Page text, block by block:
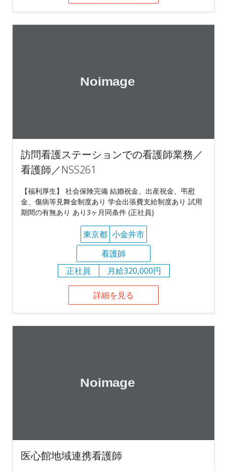
訪問看護ステーションでの看護師業務／
看護師／NSS261
【福利厚生】 社会保険完備 結婚祝金、出産祝金、弔慰
金、傷病等見舞金制度あり 学会出張費支給制度あり 試用
期間の有無あり あり3ヶ月同条件 (正社員)
東京都 小金井市
看護師
正社員
月給320,000円
詳細を見る
医心館地域連携看護師